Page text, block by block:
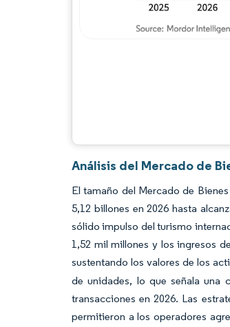
Análisis del Mercado de
El tamaño del Mercado de
5,12 billones en 2026 hasta
sólido impulso del turismo
1,52 mil millones y los ingresos
sustentando los valores de los
de unidades, lo que señala una
transacciones en 2026. Las
permitieron a los operadores